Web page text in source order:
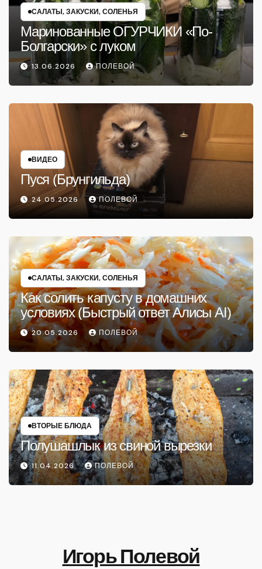
САЛАТЫ, ЗАКУСКИ, СОЛЕНЬЯ
Маринованные ОГУРЧИКИ «По-
Болгарски» с луком
13.06.2026 ПОЛЕВОЙ
ВИДЕО
Пуся (Брунгильда)
24.05.2026 ПОЛЕВОЙ
САЛАТЫ, ЗАКУСКИ, СОЛЕНЬЯ
Как солить капусту в домашних
условиях (Быстрый ответ Алисы AI)
20.05.2026 ПОЛЕВОЙ
ВТОРЫЕ БЛЮДА
Полушашлык из свиной вырезки
11.04.2026 ПОЛЕВОЙ
Игорь Полевой